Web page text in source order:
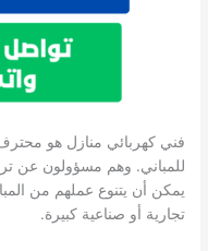
فني كهربائي منازل هو محترف
للمباني. وهم مسؤولون عن
يمكن أن يتنوع عملهم من
تجارية أو صناعية كبيرة.